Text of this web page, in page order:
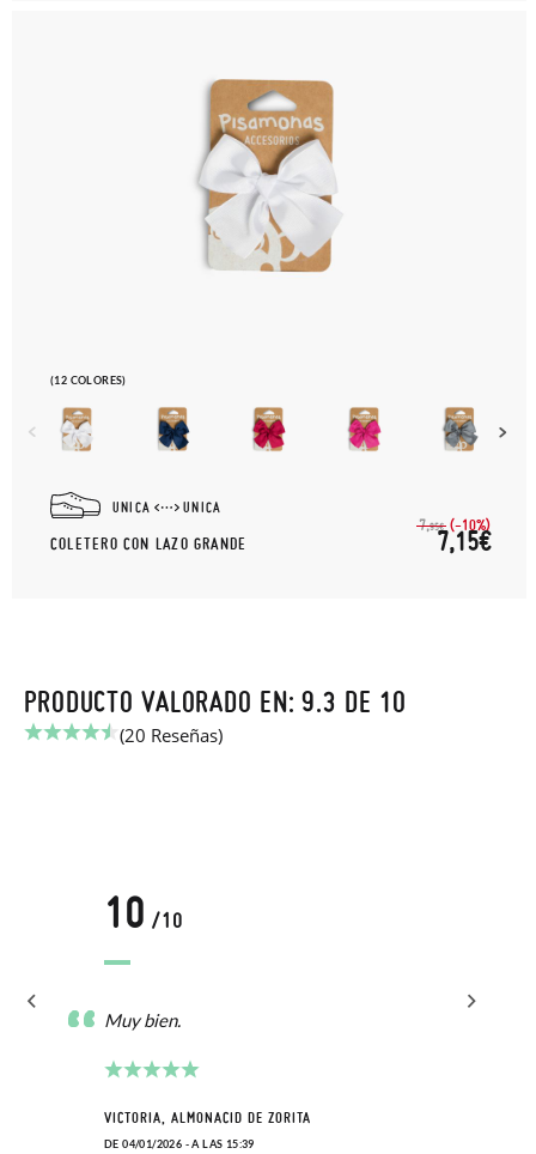
(12 COLORES)
UNICA UNICA
COLETERO CON LAZO GRANDE
7,95€ (-10%)
7,15€
PRODUCTO VALORADO EN: 9.3 DE 10
(20 Reseñas)
10 /10
Muy bien.
VICTORIA, ALMONACID DE ZORITA
DE 04/01/2026 - A LAS 15:39